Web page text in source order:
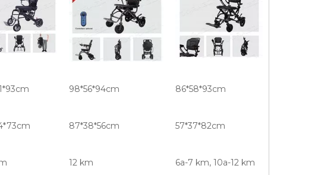
98*56*94cm 86*58*93cm
87*38*56cm 57*37*82cm
12 km 6a-7 km, 10a-12 km